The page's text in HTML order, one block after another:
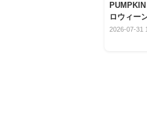
ロウィー
定！
2026-07-31